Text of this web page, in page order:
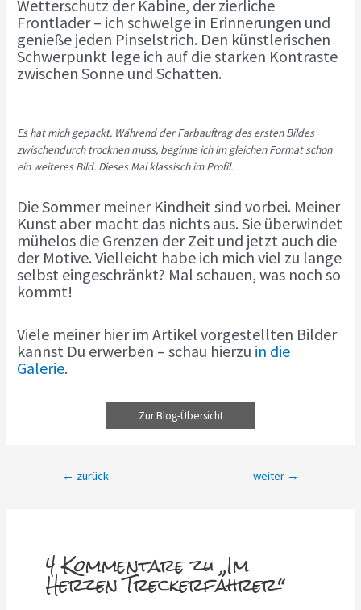
Wetterschutz der Kabine, der zierliche
Frontlader – ich schwelge in Erinnerungen und
genieße jeden Pinselstrich. Den künstlerischen
Schwerpunkt lege ich auf die starken Kontraste
zwischen Sonne und Schatten.
Es hat mich gepackt. Während der Farbauftrag des ersten Bildes
zwischendurch trocknen muss, beginne ich im gleichen Format schon
ein weiteres Bild. Dieses Mal klassisch im Profil.
Die Sommer meiner Kindheit sind vorbei. Meiner
Kunst aber macht das nichts aus. Sie überwindet
mühelos die Grenzen der Zeit und jetzt auch die
der Motive. Vielleicht habe ich mich viel zu lange
selbst eingeschränkt? Mal schauen, was noch so
kommt!
Viele meiner hier im Artikel vorgestellten Bilder
kannst Du erwerben – schau hierzu in die
Galerie.
Zur Blog-Übersicht
Beitragsnavigation
← zurück weiter →
4 Kommentare zu „Im
Herzen Treckerfahrer“